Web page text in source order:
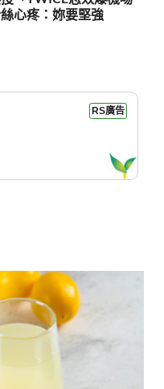
心疼：妳要堅強
RS廣告